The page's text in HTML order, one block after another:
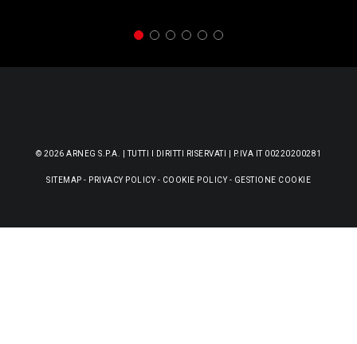
© 2026 ARNEG S.P.A. | TUTTI I DIRITTI RISERVATI | P.IVA IT 00220200281
SITEMAP - PRIVACY POLICY- COOKIE POLICY- GESTIONE COOKIE